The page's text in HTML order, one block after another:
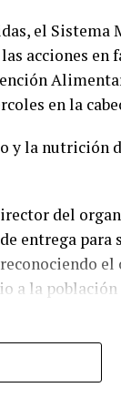
el Sistema
acciones en
en la
y la nutrición
del
entrega para
a la
y